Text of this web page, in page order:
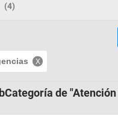
(4)
de "Atención